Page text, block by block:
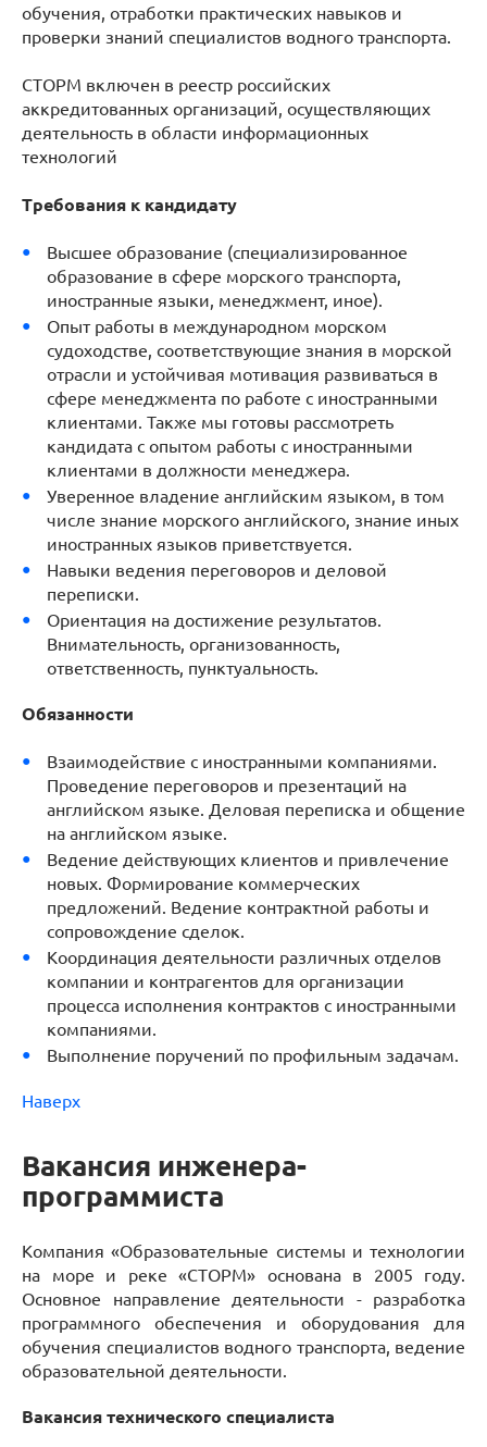
обучения, отработки практических навыков и
проверки знаний специалистов водного транспорта.
СТОРМ включен в реестр российских
аккредитованных организаций, осуществляющих
деятельность в области информационных
технологий
Требования к кандидату
Высшее образование (специализированное
образование в сфере морского транспорта,
иностранные языки, менеджмент, иное).
Опыт работы в международном морском
судоходстве, соответствующие знания в морской
отрасли и устойчивая мотивация развиваться в
сфере менеджмента по работе с иностранными
клиентами. Также мы готовы рассмотреть
кандидата с опытом работы с иностранными
клиентами в должности менеджера.
Уверенное владение английским языком, в том
числе знание морского английского, знание иных
иностранных языков приветствуется.
Навыки ведения переговоров и деловой
переписки.
Ориентация на достижение результатов.
Внимательность, организованность,
ответственность, пунктуальность.
Обязанности
Взаимодействие с иностранными компаниями.
Проведение переговоров и презентаций на
английском языке. Деловая переписка и общение
на английском языке.
Ведение действующих клиентов и привлечение
новых. Формирование коммерческих
предложений. Ведение контрактной работы и
сопровождение сделок.
Координация деятельности различных отделов
компании и контрагентов для организации
процесса исполнения контрактов с иностранными
компаниями.
Выполнение поручений по профильным задачам.
Наверх
Вакансия инженера-
программиста
Компания «Образовательные системы и технологии
на море и реке «СТОРМ» основана в 2005 году.
Основное направление деятельности - разработка
программного обеспечения и оборудования для
обучения специалистов водного транспорта, ведение
образовательной деятельности.
Вакансия технического специалиста